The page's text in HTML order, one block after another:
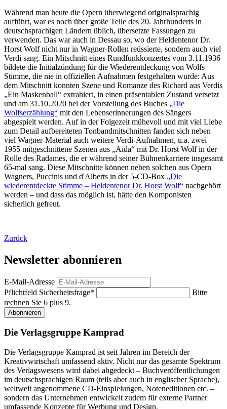
Während man heute die Opern überwiegend originalsprachig
aufführt, war es noch über große Teile des 20. Jahrhunderts in
deutschsprachigen Ländern üblich, übersetzte Fassungen zu
verwenden. Das war auch in Dessau so, wo der Heldentenor Dr.
Horst Wolf nicht nur in Wagner-Rollen reüssierte, sondern auch viel
Verdi sang. Ein Mitschnitt eines Rundfunkkonzertes vom 3.11.1936
bildete die Initialzündung für die Wiederentdeckung von Wolfs
Stimme, die nie in offiziellen Aufnahmen festgehalten wurde: Aus
dem Mitschnitt konnten Szene und Romanze des Richard aus Verdis
„Ein Maskenball“ extrahiert, in einen präsentablen Zustand versetzt
und am 31.10.2020 bei der Vorstellung des Buches „Die
Wolfserzählung“ mit den Lebenserinnerungen des Sängers
abgespielt werden. Auf in der Folgezeit mühevoll und mit viel Liebe
zum Detail aufbereiteten Tonbandmitschnitten fanden sich neben
viel Wagner-Material auch weitere Verdi-Aufnahmen, u.a. zwei
1955 mitgeschnittene Szenen aus „Aida“ mit Dr. Horst Wolf in der
Rolle des Radames, die er während seiner Bühnenkarriere insgesamt
65-mal sang. Diese Mitschnitte können neben solchen aus Opern
Wagners, Puccinis und d'Alberts in der 5-CD-Box „Die
wiederentdeckte Stimme – Heldentenor Dr. Horst Wolf“ nachgehört
werden – und dass das möglich ist, hätte den Komponisten
sicherlich gefreut.
Zurück
Newsletter abonnieren
E-Mail-Adresse
Pflichtfeld Sicherheitsfrage*
Bitte
rechnen Sie 6 plus 9.
Abonnieren
Die Verlagsgruppe Kamprad
Die Verlagsgruppe Kamprad ist seit Jahren im Bereich der
Kreativwirtschaft umfassend aktiv. Nicht nur das gesamte Spektrum
des Verlagswesens wird dabei abgedeckt – Buchveröffentlichungen
im deutschsprachigen Raum (teils aber auch in englischer Sprache),
weltweit angenommene CD-Einspielungen, Noteneditionen etc. –
sondern das Unternehmen entwickelt zudem für externe Partner
umfassende Konzepte für Werbung und Design.